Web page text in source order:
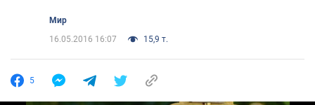
Мир
16.05.2016 16:07
15,9 т.
5